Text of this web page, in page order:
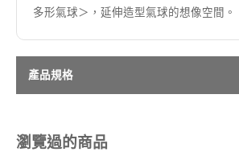
多形氣球＞，延伸造型氣球的想像空間。
產品規格
瀏覽過的商品